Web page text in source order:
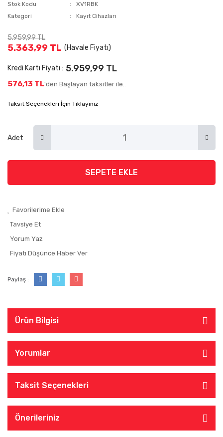
Stok Kodu
XV1RBK
Kategori
Kayıt Cihazları
5.959,99 TL
5.363,99 TL (Havale Fiyatı)
Kredi Kartı Fiyatı : 5.959,99 TL
576,13 TL'den Başlayan taksitler ile..
Taksit Seçenekleri İçin Tıklayınız
Adet
SEPETE EKLE
Tavsiye Et
Yorum Yaz
Fiyatı Düşünce Haber Ver
Paylaş :
Ürün Bilgisi
Yorumlar
Taksit Seçenekleri
Önerileriniz